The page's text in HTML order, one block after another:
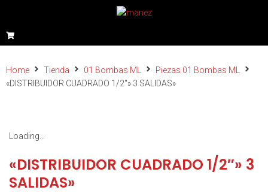
Home Tienda 01 Bombas ML
Piezas 01 Bombas ML
«DISTRIBUIDOR CUADRADO 1/2″» 3 SALIDAS»
Loading...
«DISTRIBUIDOR CUADRADO 1/2″» 3
SALIDAS»